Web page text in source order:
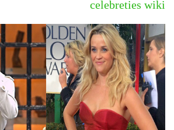
celebreties wiki